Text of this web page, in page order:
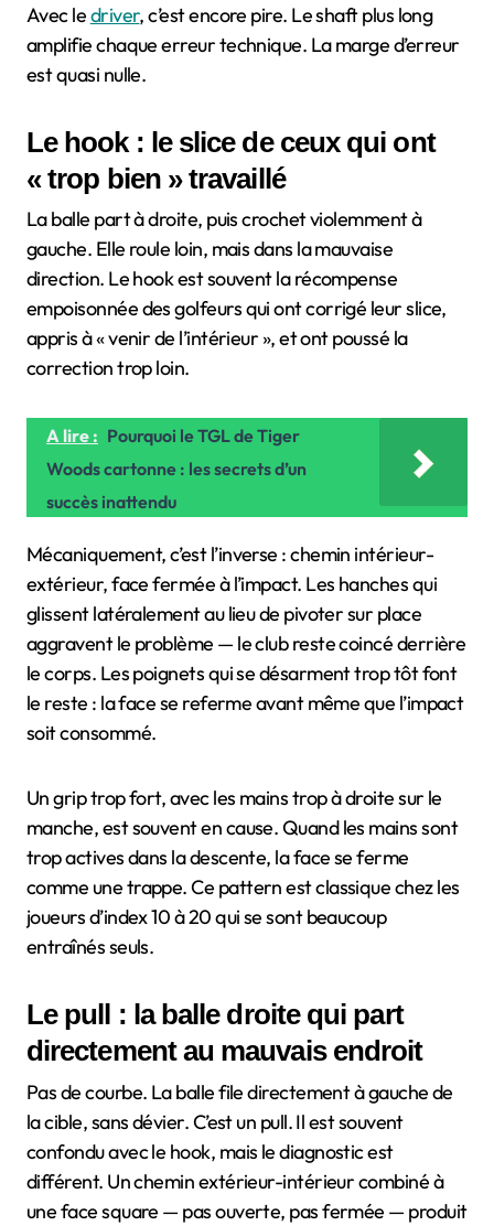
Avec ledriver, c’est encore pire. Le shaft plus long
amplifie chaque erreur technique. La marge d’erreur
est quasi nulle.
Le hook : le slice de ceux qui ont
« trop bien » travaillé
La balle part à droite, puis crochet violemment à
gauche. Elle roule loin, mais dans la mauvaise
direction. Le hook est souvent la récompense
empoisonnée des golfeurs qui ont corrigé leur slice,
appris à « venir de l’intérieur », et ont poussé la
correction trop loin.
A lire : Pourquoi le TGL de Tiger
Woods cartonne : les secrets d’un
succès inattendu
Mécaniquement, c’est l’inverse : chemin intérieur-
extérieur, face fermée à l’impact. Les hanches qui
glissent latéralement au lieu de pivoter sur place
aggravent le problème — le club reste coincé derrière
le corps. Les poignets qui se désarment trop tôt font
le reste : la face se referme avant même que l’impact
soit consommé.
Un grip trop fort, avec les mains trop à droite sur le
manche, est souvent en cause. Quand les mains sont
trop actives dans la descente, la face se ferme
comme une trappe. Ce pattern est classique chez les
joueurs d’index 10 à 20 qui se sont beaucoup
entraînés seuls.
Le pull : la balle droite qui part
directement au mauvais endroit
Pas de courbe. La balle file directement à gauche de
la cible, sans dévier. C’est un pull. Il est souvent
confondu avec le hook, mais le diagnostic est
différent. Un chemin extérieur-intérieur combiné à
une face square — pas ouverte, pas fermée — produit